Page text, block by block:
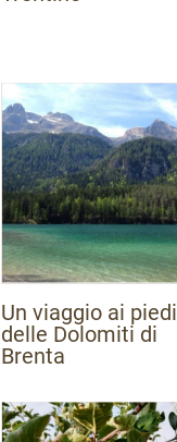
Un viaggio ai piedi
delle Dolomiti di
Brenta